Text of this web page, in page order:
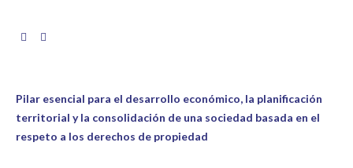
Pilar esencial para el desarrollo económico, la planificación
territorial y la consolidación de una sociedad basada en el
respeto a los derechos de propiedad